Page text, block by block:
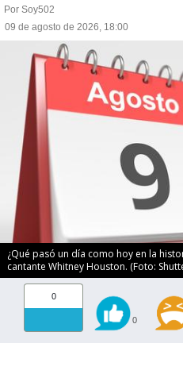
Por Soy502
09 de agosto de 2026, 18:00
¿Qué pasó un día como hoy en la
cantante Whitney Houston. (Foto:
0
0